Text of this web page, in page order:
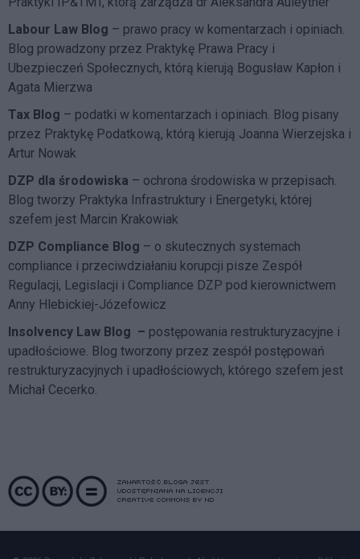
Labour Law Blog – prawo pracy w komentarzach i opiniach.
Blog prowadzony przez Praktykę Prawa Pracy i
Ubezpieczeń Społecznych, którą kierują Bogusław Kapłon i
Agata Mierzwa
Tax Blog – podatki w komentarzach i opiniach. Blog pisany
przez Praktykę Podatkową, którą kierują Joanna Wierzejska i
Artur Nowak
DZP dla środowiska – ochrona środowiska w przepisach.
Blog tworzy Praktyka Infrastruktury i Energetyki, której
szefem jest Marcin Krakowiak
DZP Compliance Blog – o skutecznych systemach
compliance i przeciwdziałaniu korupcji pisze Zespół
Regulacji, Legislacji i Compliance DZP pod kierownictwem
Anny Hlebickiej-Józefowicz
Insolvency Law Blog – postępowania restrukturyzacyjne i
upadłościowe. Blog tworzony przez zespół postępowań
restrukturyzacyjnych i upadłościowych, którego szefem jest
Michał Cecerko.